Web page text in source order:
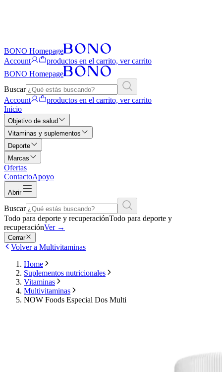
BONO Homepage
Account
productos en el carrito, ver carrito
BONO Homepage
Buscar
Account
productos en el carrito, ver carrito
Inicio
Objetivo de salud
Vitaminas y suplementos
Deporte
Marcas
Ofertas
ContactoApoyo
Abrir
Buscar
Todo para deporte y recuperaciónTodo para deporte y
recuperaciónVer →
Cerrar
Volver a Multivitaminas
Home
Suplementos nutricionales
Vitaminas
Multivitaminas
NOW Foods Especial Dos Multi